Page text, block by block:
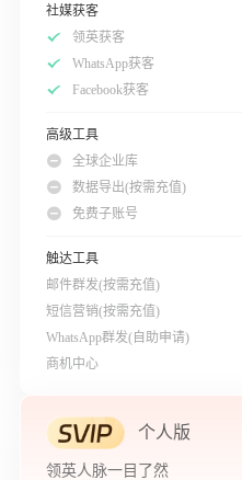
社媒获客
领英获客
WhatsApp获客
Facebook获客
高级工具
全球企业库
数据导出(按需充值)
免费子账号
触达工具
邮件群发(按需充值)
短信营销(按需充值)
WhatsApp群发(自助申请)
商机中心
个人版
领英人脉一目了然